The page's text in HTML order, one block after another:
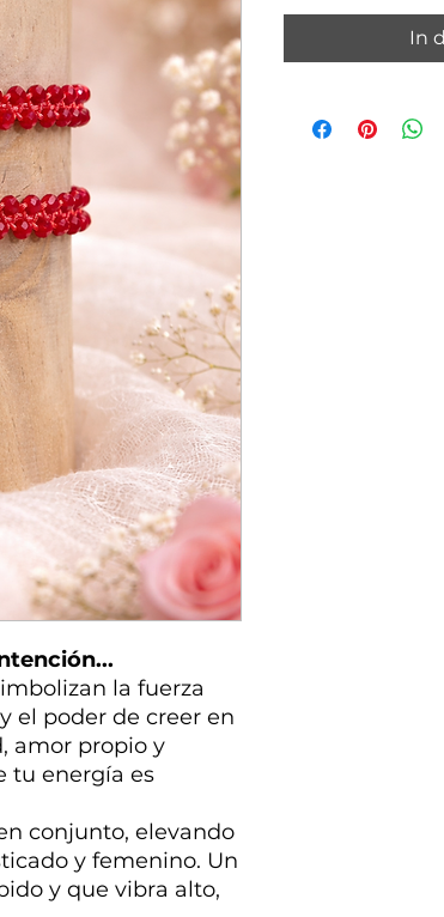
la fuerza
el poder de creer en
amor propio y
tu energía es
conjunto, elevando
y femenino. Un
y que vibra alto,
In